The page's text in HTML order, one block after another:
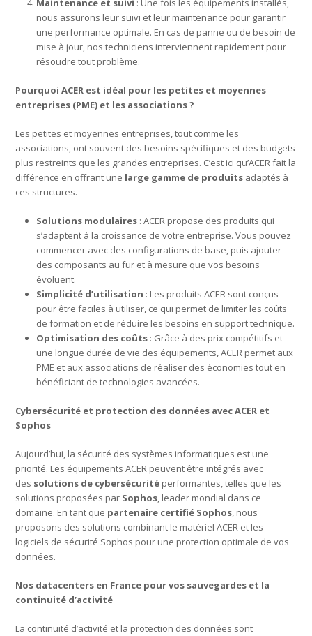
Maintenance et suivi : Une fois les équipements installés,
nous assurons leur suivi et leur maintenance pour garantir
une performance optimale. En cas de panne ou de besoin de
mise à jour, nos techniciens interviennent rapidement pour
résoudre tout problème.
Pourquoi ACER est idéal pour les petites et moyennes
entreprises (PME) et les associations ?
Les petites et moyennes entreprises, tout comme les
associations, ont souvent des besoins spécifiques et des budgets
plus restreints que les grandes entreprises. C’est ici qu’ACER fait la
différence en offrant une large gamme de produits adaptés à
ces structures.
Solutions modulaires : ACER propose des produits qui
s’adaptent à la croissance de votre entreprise. Vous pouvez
commencer avec des configurations de base, puis ajouter
des composants au fur et à mesure que vos besoins
évoluent.
Simplicité d’utilisation : Les produits ACER sont conçus
pour être faciles à utiliser, ce qui permet de limiter les coûts
de formation et de réduire les besoins en support technique.
Optimisation des coûts : Grâce à des prix compétitifs et
une longue durée de vie des équipements, ACER permet aux
PME et aux associations de réaliser des économies tout en
bénéficiant de technologies avancées.
Cybersécurité et protection des données avec ACER et
Sophos
Aujourd’hui, la sécurité des systèmes informatiques est une
priorité. Les équipements ACER peuvent être intégrés avec
des solutions de cybersécurité performantes, telles que les
solutions proposées par Sophos, leader mondial dans ce
domaine. En tant que partenaire certifié Sophos, nous
proposons des solutions combinant le matériel ACER et les
logiciels de sécurité Sophos pour une protection optimale de vos
données.
Nos datacenters en France pour vos sauvegardes et la
continuité d’activité
La continuité d’activité et la protection des données sont